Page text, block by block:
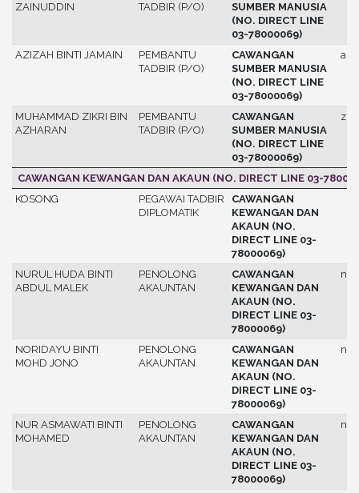
ZAINUDDIN
TADBIR (P/O)
SUMBER MANUSIA
(NO. DIRECT LINE
03-78000069)
AZIZAH BINTI JAMAIN
PEMBANTU
TADBIR (P/O)
CAWANGAN
SUMBER MANUSIA
(NO. DIRECT LINE
03-78000069)
MUHAMMAD ZIKRI BIN
AZHARAN
PEMBANTU
TADBIR (P/O)
CAWANGAN
SUMBER MANUSIA
(NO. DIRECT LINE
03-78000069)
CAWANGAN KEWANGAN DAN AKAUN (NO. DIRECT LINE 03-
KOSONG
PEGAWAI TADBIR
DIPLOMATIK
CAWANGAN
KEWANGAN DAN
AKAUN (NO.
DIRECT LINE 03-
78000069)
NURUL HUDA BINTI
ABDUL MALEK
PENOLONG
AKAUNTAN
CAWANGAN
KEWANGAN DAN
AKAUN (NO.
DIRECT LINE 03-
78000069)
NORIDAYU BINTI
MOHD JONO
PENOLONG
AKAUNTAN
CAWANGAN
KEWANGAN DAN
AKAUN (NO.
DIRECT LINE 03-
78000069)
NUR ASMAWATI BINTI
MOHAMED
PENOLONG
AKAUNTAN
CAWANGAN
KEWANGAN DAN
AKAUN (NO.
DIRECT LINE 03-
78000069)